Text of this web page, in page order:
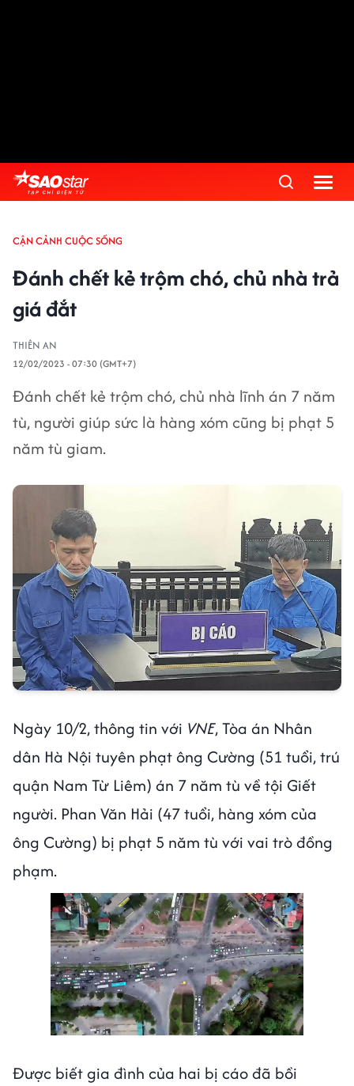
CẬN CẢNH CUỘC SỐNG
Đánh chết kẻ trộm chó, chủ nhà trả
giá đắt
THIÊN AN
12/02/2023 - 07:30 (GMT+7)
Đánh chết kẻ trộm chó, chủ nhà lĩnh án 7 năm
tù, người giúp sức là hàng xóm cũng bị phạt 5
năm tù giam.
Ngày 10/2, thông tin với VNE, Tòa án Nhân
dân Hà Nội tuyên phạt ông Cường (51 tuổi, trú
quận Nam Từ Liêm) án 7 năm tù về tội Giết
người. Phan Văn Hải (47 tuổi, hàng xóm của
ông Cường) bị phạt 5 năm tù với vai trò đồng
phạm.
Được biết gia đình của hai bị cáo đã bồi